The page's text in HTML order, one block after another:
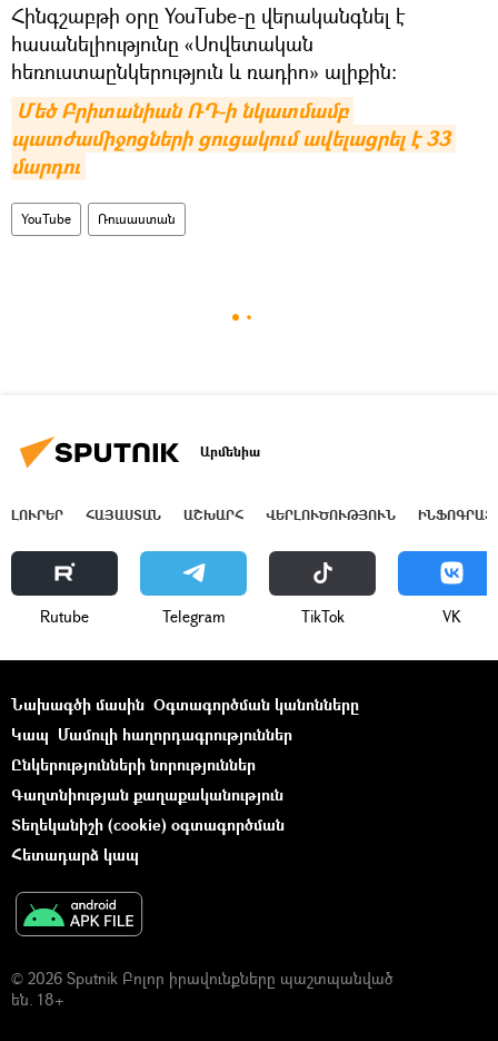
Հինգշաբթի օրը YouTube-ը վերականգնել է
հասանելիությունը «Սովետական
հեռուստաընկերություն և ռադիո» ալիքին։
Մեծ Բրիտանիան ՌԴ-ի նկատմամբ
պատժամիջոցների ցուցակում ավելացրել է 33
մարդու
YouTube Ռուսաստան
Արմենիա
ԼՈՒՐԵՐ ՀԱՅԱՍՏԱՆ ԱՇԽԱՐՀ ՎԵՐԼՈՒԾՈՒԹՅՈՒՆ
Rutube Telegram ТikТоk VK
Նախագծի մասին Օգտագործման կանոնները
Կապ Մամուլի հաղորդագրություններ
Ընկերությունների նորություններ
Գաղտնիության քաղաքականություն
Տեղեկանիշի (cookie) օգտագործման
Հետադարձ կապ
© 2026 Sputnik Բոլոր իրավունքները պաշտպանված
են. 18+